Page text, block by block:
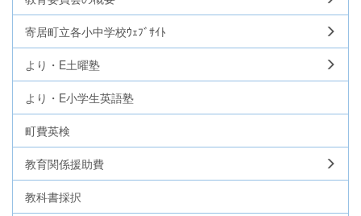
寄居町立各小中学校ｳｪﾌﾞｻｲﾄ
より・E土曜塾
より・E小学生英語塾
町費英検
教育関係援助費
教科書採択